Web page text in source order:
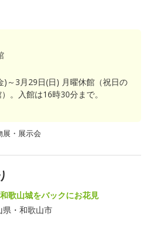
)～3月29日(日) 月曜休館（祝日の
。入館は16時30分まで。
展・展示会
歌山城をバックにお花見
県・和歌山市